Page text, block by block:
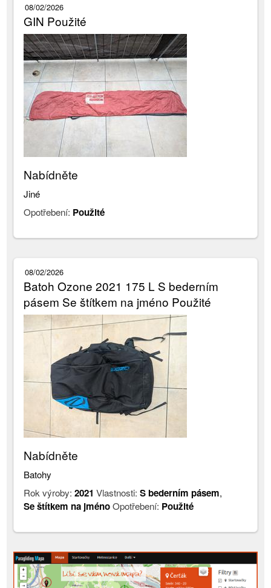
08/02/2026
GIN Použité
Nabídněte
Jiné
Opotřebení: Použité
08/02/2026
Batoh Ozone 2021 175 L S bederním
pásem Se štítkem na jméno Použité
Nabídněte
Batohy
Rok výroby:2021 Vlastnosti:S bederním pásem,
Se štítkem na jménoOpotřebení: Použité